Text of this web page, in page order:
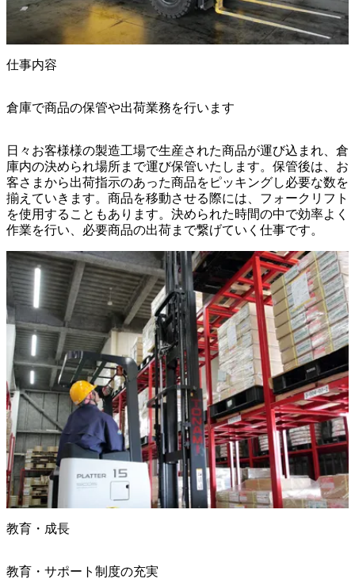
仕事内容
倉庫で商品の保管や出荷業務を行います
日々お客様様の製造工場で生産された商品が運び込まれ、倉
庫内の決められ場所まで運び保管いたします。保管後は、お
客さまから出荷指示のあった商品をピッキングし必要な数を
揃えていきます。商品を移動させる際には、フォークリフト
を使用することもあります。決められた時間の中で効率よく
作業を行い、必要商品の出荷まで繋げていく仕事です。
教育・成長
教育・サポート制度の充実